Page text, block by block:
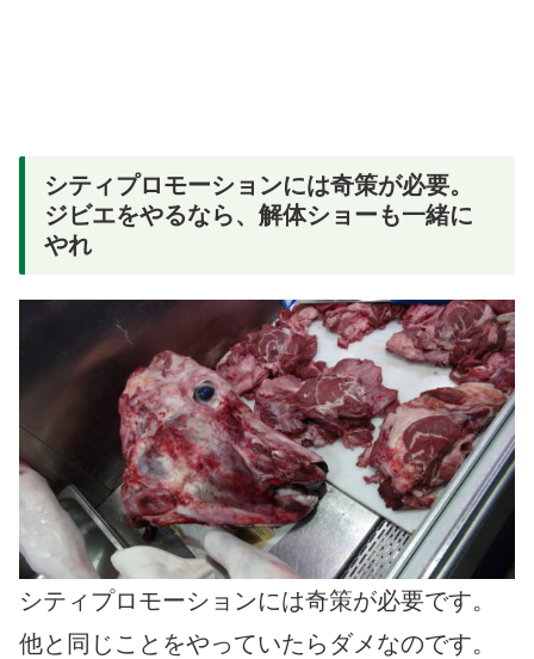
シティプロモーションには奇策が必要。
ジビエをやるなら、解体ショーも一緒に
やれ
シティプロモーションには奇策が必要です。
他と同じことをやっていたらダメなのです。